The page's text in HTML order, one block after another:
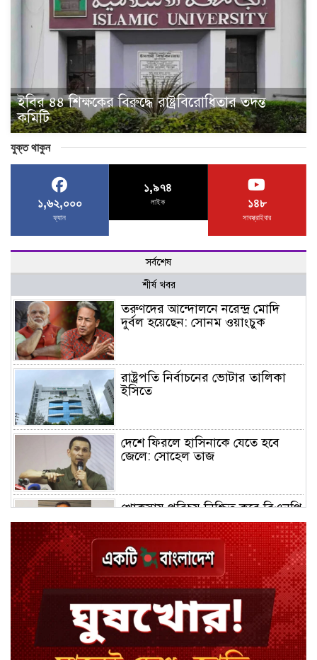
ইবির ৪৪ শিক্ষকের বিরুদ্ধে রাষ্ট্রবিরোধিতার তদন্ত
কমিটি
যুক্ত থাকুন
১,৬২,০০০
ফ্যান
১,৯৭৪
লাইক ১৪৮
সাবস্ক্রাইবার
সর্বশেষ
শীর্ষ খবর
তরুণদের আন্দোলনে নরেন্দ্র মোদি
দুর্বল হয়েছেন: সোনম ওয়াংচুক
রাষ্ট্রপতি নির্বাচনের ভোটার তালিকা
ইসিতে
দেশে ফিরলে হাসিনাকে যেতে হবে
জেলে: সোহেল তাজ
খোকসায় পরিচয় নিশ্চিত করে বিএনপি
নেতার ওপর হামলা
শেখ পরিবারের সবাই নিরাপদে বাইরে,
কারাগারে দলের কর্মীরা
ইবির ৪৪ শিক্ষকের বিরুদ্ধে
রাষ্ট্রবিরোধিতার তদন্ত কমিটি